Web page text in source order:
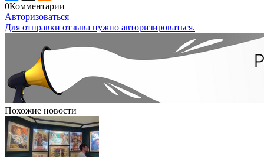
0Комментарии
Авторизоваться
Для отправки отзыва нужно авторизироваться.
Похожие новости